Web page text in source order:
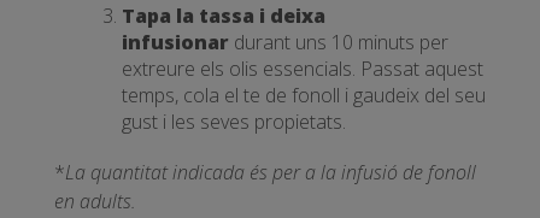
Tapa la tassa i deixa
infusionar durant uns 10 minuts per
extreure els olis essencials. Passat aquest
temps, cola el te de fonoll i gaudeix del seu
gust i les seves propietats.
*La quantitat indicada és per a la infusió de fonoll
en adults.